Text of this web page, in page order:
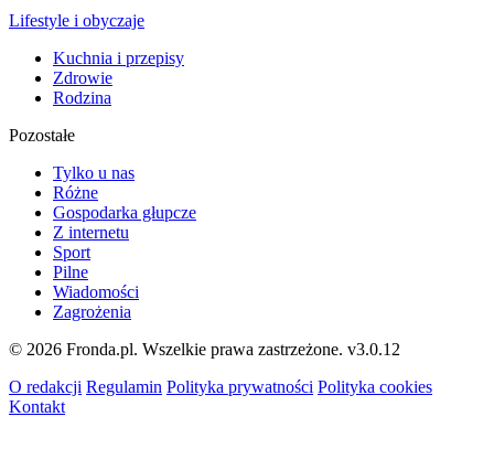
Lifestyle i obyczaje
Kuchnia i przepisy
Zdrowie
Rodzina
Pozostałe
Tylko u nas
Różne
Gospodarka głupcze
Z internetu
Sport
Pilne
Wiadomości
Zagrożenia
© 2026 Fronda.pl. Wszelkie prawa zastrzeżone. v3.0.12
O redakcji Regulamin Polityka prywatności Polityka cookies
Kontakt